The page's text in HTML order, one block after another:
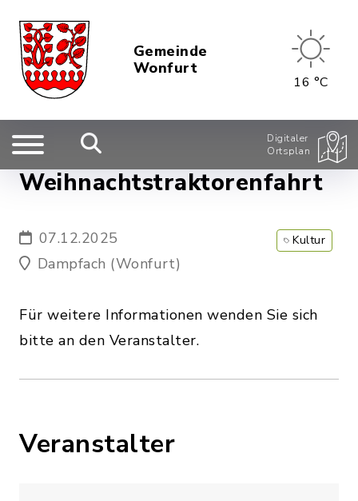
Gemeinde
Wonfurt
16 °C
Digitaler
Ortsplan
Weihnachtstraktorenfahrt
07.12.2025
Dampfach (Wonfurt)
Kultur
Für weitere Informationen wenden Sie sich
bitte an den Veranstalter.
Veranstalter